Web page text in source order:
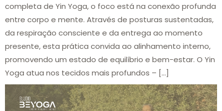
completa de Yin Yoga, o foco está na conexão profunda
entre corpo e mente. Através de posturas sustentadas,
da respiração consciente e da entrega ao momento
presente, esta prática convida ao alinhamento interno,
promovendo um estado de equilíbrio e bem-estar. O Yin
Yoga atua nos tecidos mais profundos – […]